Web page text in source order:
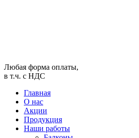
Любая форма оплаты,
в т.ч. с НДС
Главная
О нас
Акции
Продукция
Наши работы